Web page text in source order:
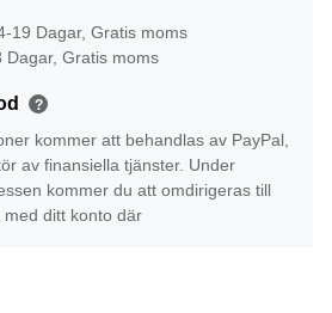
19 Dagar, Gratis moms
Dagar, Gratis moms
?
kommer att behandlas av PayPal,
av finansiella tjänster. Under
kommer du att omdirigeras till
med ditt konto där